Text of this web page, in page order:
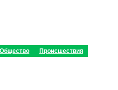
Общество Происшествия